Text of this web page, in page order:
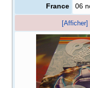
France 06
[Afficher]